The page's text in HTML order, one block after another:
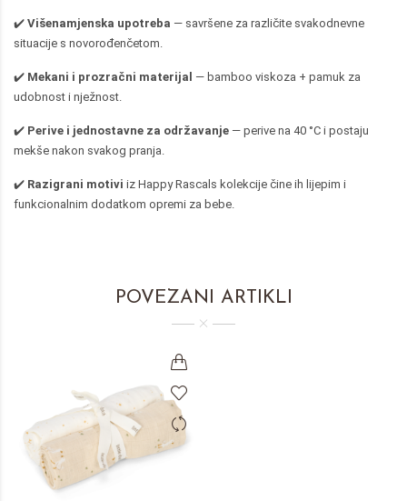
✔️ Višenamjenska upotreba — savršene za različite svakodnevne
situacije s novorođenčetom.
✔️ Mekani i prozračni materijal — bamboo viskoza + pamuk za
udobnost i nježnost.
✔️ Perive i jednostavne za održavanje — perive na 40 °C i postaju
mekše nakon svakog pranja.
✔️ Razigrani motivi iz Happy Rascals kolekcije čine ih lijepim i
funkcionalnim dodatkom opremi za bebe.
POVEZANI ARTIKLI